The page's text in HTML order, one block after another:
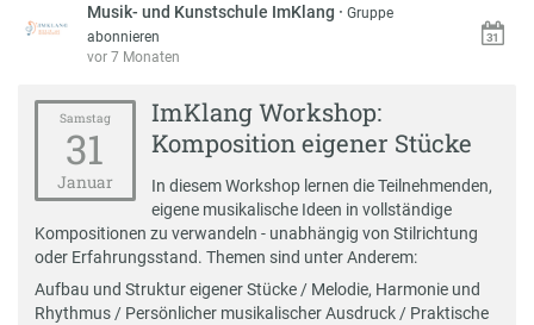
Musik- und Kunstschule ImKlang ·Gruppe
abonnieren
vor 7 Monaten
Samstag
31
Januar
ImKlang Workshop:
Komposition eigener Stücke
In diesem Workshop lernen die Teilnehmenden,
eigene musikalische Ideen in vollständige
Kompositionen zu verwandeln - unabhängig von Stilrichtung
oder Erfahrungsstand. Themen sind unter Anderem:
Aufbau und Struktur eigener Stücke / Melodie, Harmonie und
Rhythmus / Persönlicher musikalischer Ausdruck / Praktische